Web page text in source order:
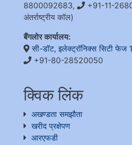
8800092683,
+91-11-
अंतर्राष्ट्रीय कॉल)
बैंगलोर कार्यालय:
सी-डॉट, इलेक्ट्रॉनिक्स सिटी
+91-80-28520050
क्विक लिंक
अखण्डता समझौता
खरीद प्रक्षेपण
आरएफडी